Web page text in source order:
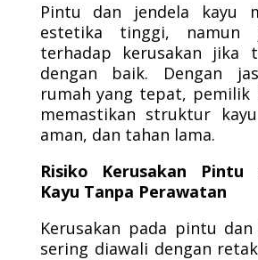
Pintu dan jendela kayu
estetika tinggi, namun
terhadap kerusakan jika
dengan baik. Dengan
rumah yang tepat, pemilik
memastikan struktur
aman, dan tahan lama.
Risiko Kerusakan Pintu
Kayu Tanpa Perawatan
Kerusakan pada pintu
sering diawali dengan